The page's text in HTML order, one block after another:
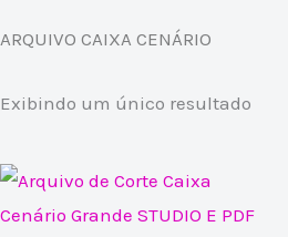
ARQUIVO CAIXA CENÁRIO
Exibindo um único resultado